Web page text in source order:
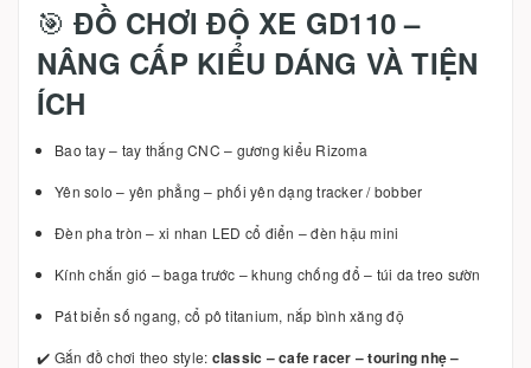
🎯ĐỒ CHƠI ĐỘ XE GD110 –
NÂNG CẤP KIỂU DÁNG VÀ TIỆN
ÍCH
Bao tay – tay thắng CNC – gương kiểu Rizoma
Yên solo – yên phẳng – phối yên dạng tracker / bobber
Đèn pha tròn – xi nhan LED cổ điển – đèn hậu mini
Kính chắn gió – baga trước – khung chống đổ – túi da treo sườn
Pát biển số ngang, cổ pô titanium, nắp bình xăng độ
✔️ Gắn đồ chơi theo style: classic – cafe racer – touring nhẹ –